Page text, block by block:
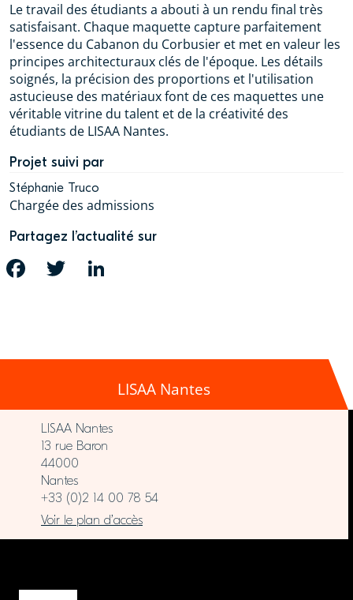
Le travail des étudiants a abouti à un rendu final très
satisfaisant. Chaque maquette capture parfaitement
l'essence du Cabanon du Corbusier et met en valeur les
principes architecturaux clés de l'époque. Les détails
soignés, la précision des proportions et l'utilisation
astucieuse des matériaux font de ces maquettes une
véritable vitrine du talent et de la créativité des
étudiants de LISAA Nantes.
Projet suivi par
Stéphanie Truco
Chargée des admissions
Partagez l’actualité sur
FACEBOOK TWITTER
LISAA Nantes
LISAA Nantes
13 rue Baron
44000
Nantes
+33 (0)2 14 00 78 54
Voir le plan d’accès